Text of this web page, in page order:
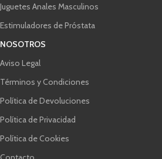
Juguetes Anales Masculinos
Estimuladores de Próstata
NOSOTROS
Aviso Legal
Términos y Condiciones
Política de Devoluciones
Política de Privacidad
Política de Cookies